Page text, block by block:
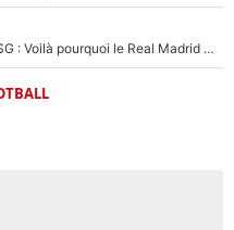
Yan Diomandé était trop cher pour le PSG : Voilà pourquoi le Real Madrid a accepté de payer la somme record de 140M€ pour boucler son transfert !